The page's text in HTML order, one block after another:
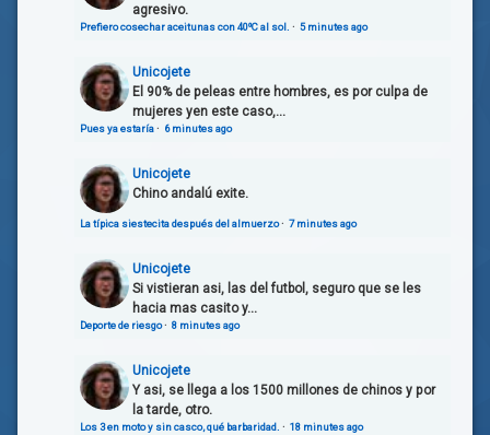
agresivo.
Prefiero cosechar aceitunas con 40ºC al sol. · 5 minutes ago
Unicojete
El 90% de peleas entre hombres, es por culpa de
mujeres yen este caso,...
Pues ya estaría· 6 minutes ago
Unicojete
Chino andalú exite.
La típica siestecita después del almuerzo· 7 minutes ago
Unicojete
Si vistieran asi, las del futbol, seguro que se les
hacia mas casito y...
Deporte de riesgo· 8 minutes ago
Unicojete
Y asi, se llega a los 1500 millones de chinos y por
la tarde, otro.
Los 3 en moto y sin casco, qué barbaridad. · 18 minutes ago